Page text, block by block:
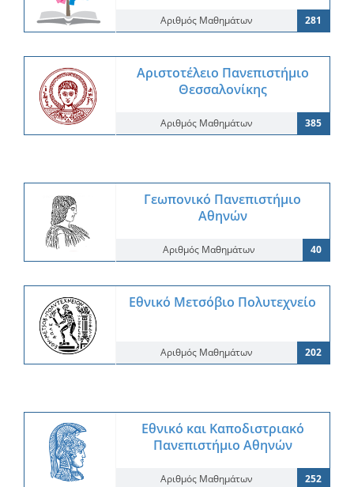
Αριθμός Μαθημάτων 281
Αριστοτέλειο Πανεπιστήμιο
Θεσσαλονίκης
Αριθμός Μαθημάτων 385
Γεωπονικό Πανεπιστήμιο
Αθηνών
Αριθμός Μαθημάτων 40
Εθνικό Μετσόβιο Πολυτεχνείο
Αριθμός Μαθημάτων 202
Εθνικό και Καποδιστριακό
Πανεπιστήμιο Αθηνών
Αριθμός Μαθημάτων 252